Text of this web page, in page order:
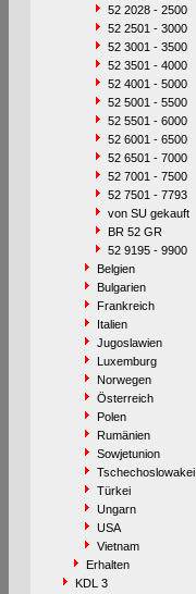
52 2028 - 2500
52 2501 - 3000
52 3001 - 3500
52 3501 - 4000
52 4001 - 5000
52 5001 - 5500
52 5501 - 6000
52 6001 - 6500
52 6501 - 7000
52 7001 - 7500
52 7501 - 7793
von SU gekauft
BR 52 GR
52 9195 - 9900
Belgien
Bulgarien
Frankreich
Italien
Jugoslawien
Luxemburg
Norwegen
Österreich
Polen
Rumänien
Sowjetunion
Tschechoslowakei
Türkei
Ungarn
USA
Vietnam
Erhalten
KDL 3